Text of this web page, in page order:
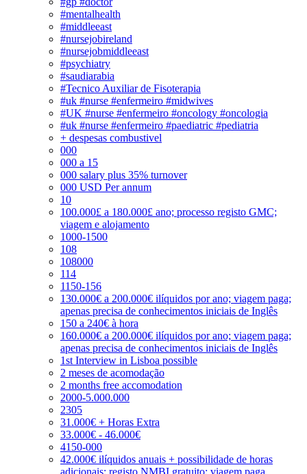
#mentalhealth
#middleeast
#nursejobireland
#nursejobmiddleeast
#psychiatry
#saudiarabia
#Tecnico Auxiliar de Fisoterapia
#uk #nurse #enfermeiro #midwives
#UK #nurse #enfermeiro #oncology #oncologia
#uk #nurse #enfermeiro #paediatric #pediatria
+ despesas combustivel
000
000 a 15
000 salary plus 35% turnover
000 USD Per annum
10
100.000£ a 180.000£ ano; processo registo GMC;
viagem e alojamento
1000-1500
108
108000
114
1150-156
130.000€ a 200.000€ ilíquidos por ano; viagem paga;
apenas precisa de conhecimentos iniciais de Inglês
150 a 240€ à hora
160.000€ a 200.000€ ilíquidos por ano; viagem paga;
apenas precisa de conhecimentos iniciais de Inglês
1st Interview in Lisboa possible
2 meses de acomodação
2 months free accomodation
2000-5.000.000
2305
31.000€ + Horas Extra
33.000€ - 46.000€
4150-000
42.000€ ilíquidos anuais + possibilidade de horas
adicionais; registo NMBI gratuito; viagem paga